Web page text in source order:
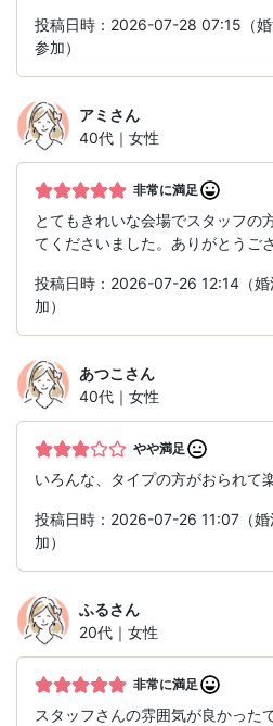
投稿日時：2026-07-28 07:15（
参加）
アミ さん
40代｜女性
非常に満足
とてもきれいな会場でスタッフの
てくださいました。ありがとうご
投稿日時：2026-07-26 12:14（婚
加）
あつこ さん
40代｜女性
やや満足
いろんな、タイプの方がおられて
投稿日時：2026-07-26 11:07（婚
加）
ふるさん
20代｜女性
非常に満足
スタッフさんの雰囲気が良かった